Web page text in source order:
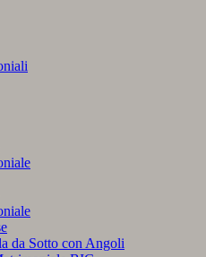
da Sotto con Angoli